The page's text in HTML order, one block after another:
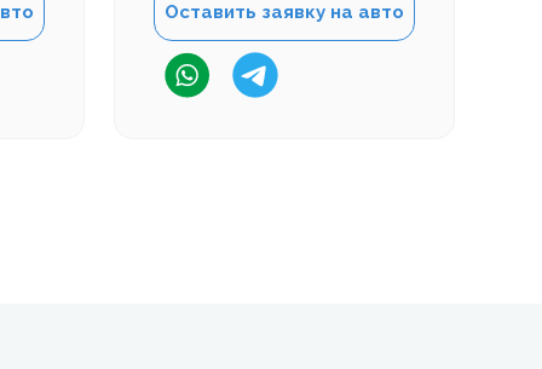
Оставить заявку на авто